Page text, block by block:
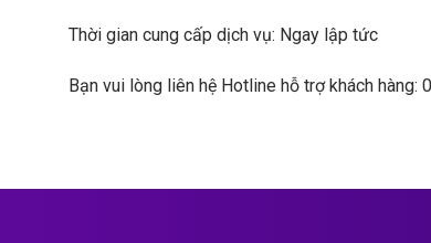
Thời gian cung cấp dịch vụ: Ngay lập tức
Bạn vui lòng liên hệ Hotline hỗ trợ khách